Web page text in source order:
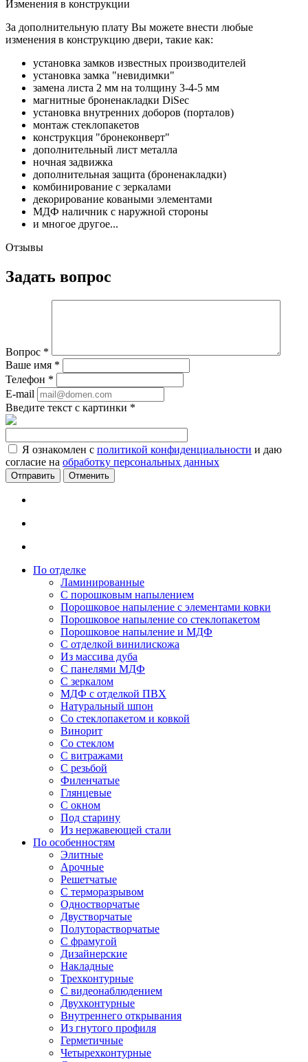
Изменения в конструкции
За дополнительную плату Вы можете внести любые
изменения в конструкцию двери, такие как:
установка замков известных производителей
установка замка "невидимки"
замена листа 2 мм на толщину 3-4-5 мм
магнитные броненакладки DiSec
установка внутренних доборов (порталов)
монтаж стеклопакетов
конструкция "бронеконверт"
дополнительный лист металла
ночная задвижка
дополнительная защита (броненакладки)
комбинирование с зеркалами
декорирование коваными элементами
МДФ наличник с наружной стороны
и многое другое...
Отзывы
Задать вопрос
Вопрос *
Ваше имя *
Телефон *
E-mail
Введите текст с картинки *
Я ознакомлен с политикой конфиденциальности и даю
согласие на обработку персональных данных
Отменить
По отделке
Ламинированные
С порошковым напылением
Порошковое напыление с элементами ковки
Порошковое напыление со стеклопакетом
Порошковое напыление и МДФ
С отделкой винилискожа
Из массива дуба
С панелями МДФ
С зеркалом
МДФ с отделкой ПВХ
Натуральный шпон
Со стеклопакетом и ковкой
Винорит
Со стеклом
С витражами
С резьбой
Филенчатые
Глянцевые
С окном
Под старину
Из нержавеющей стали
По особенностям
Элитные
Арочные
Решетчатые
С терморазрывом
Одностворчатые
Двустворчатые
Полуторастворчатые
С фрамугой
Дизайнерские
Накладные
Трехконтурные
С видеонаблюдением
Двухконтурные
Внутреннего открывания
Из гнутого профиля
Герметичные
Четырехконтурные